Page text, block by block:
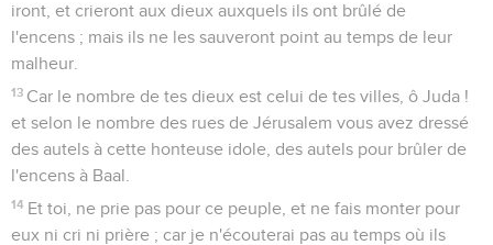
iront, et crieront aux dieux auxquels ils ont brûlé de
l'encens ; mais ils ne les sauveront point au temps de leur
malheur.
13 Car le nombre de tes dieux est celui de tes villes, ô Juda !
et selon le nombre des rues de Jérusalem vous avez dressé
des autels à cette honteuse idole, des autels pour brûler de
l'encens à Baal.
14 Et toi, ne prie pas pour ce peuple, et ne fais monter pour
eux ni cri ni prière ; car je n'écouterai pas au temps où ils